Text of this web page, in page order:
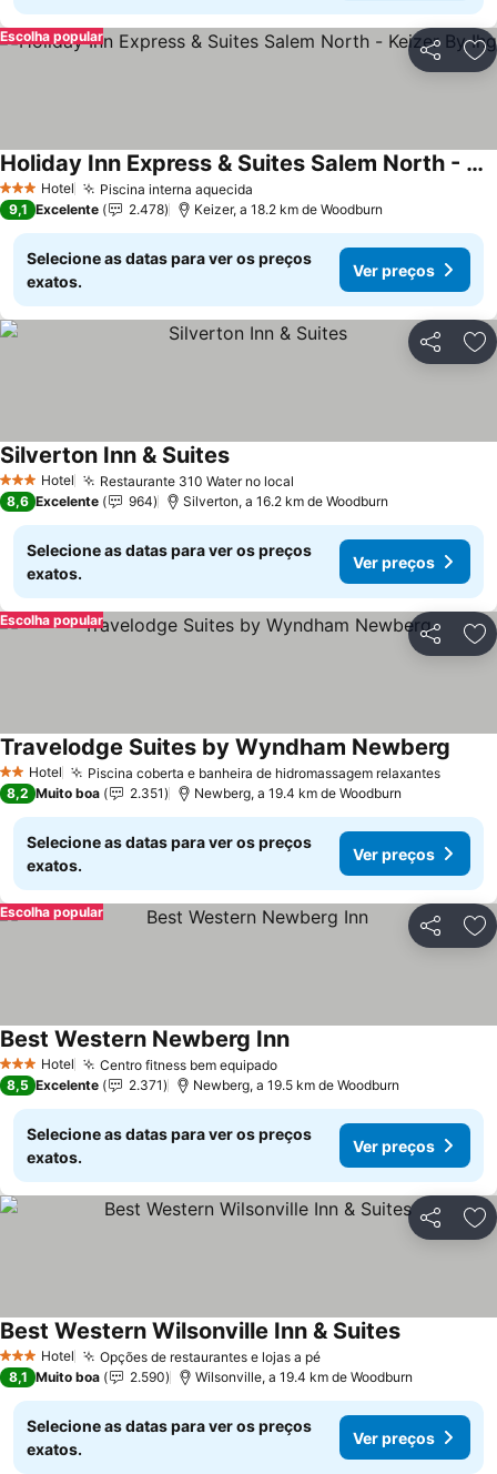
Partilhar
Escolha popular
3 EstrelasHotel Piscina interna aquecida
Holiday Inn Express & Suites Salem North - Keizer By Ihg
Ver preços
9,1 Excelente 2.478 Keizer, a 18.2 km de Woodburn
Selecione as datas para ver os preços
exatos.
Ver preços
Partilhar
3 EstrelasHotel Restaurante 310 Water no local
Silverton Inn & SuitesVer preços
8,6 Excelente 964 Silverton, a 16.2 km de Woodburn
Selecione as datas para ver os preços
exatos.
Ver preços
Partilhar
Escolha popular
2 Estrelas
Hotel Piscina coberta e banheira de hidromassagem relaxantesVer
Travelodge Suites by Wyndham Newberg
8,2 Muito boa 2.351 Newberg, a 19.4 km de Woodburn
Selecione as datas para ver os preços
exatos.
Ver preços
Partilhar
Escolha popular
3 EstrelasHotel Centro fitness bem equipadoVer preços
Best Western Newberg InnVer preços
8,5 Excelente 2.371 Newberg, a 19.5 km de Woodburn
Selecione as datas para ver os preços
exatos.
Ver preços
Partilhar
3 EstrelasHotel Opções de restaurantes e lojas a péVer preços
Best Western Wilsonville Inn & SuitesVer preços
8,1 Muito boa 2.590 Wilsonville, a 19.4 km de Woodburn
Selecione as datas para ver os preços
exatos.
Ver preços